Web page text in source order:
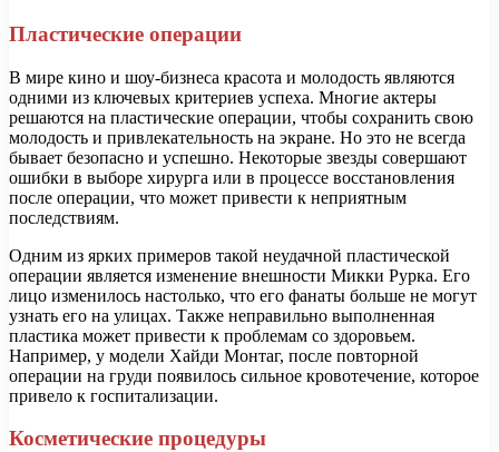
Пластические операции
В мире кино и шоу-бизнеса красота и молодость являются
одними из ключевых критериев успеха. Многие актеры
решаются на пластические операции, чтобы сохранить свою
молодость и привлекательность на экране. Но это не всегда
бывает безопасно и успешно. Некоторые звезды совершают
ошибки в выборе хирурга или в процессе восстановления
после операции, что может привести к неприятным
последствиям.
Одним из ярких примеров такой неудачной пластической
операции является изменение внешности Микки Рурка. Его
лицо изменилось настолько, что его фанаты больше не могут
узнать его на улицах. Также неправильно выполненная
пластика может привести к проблемам со здоровьем.
Например, у модели Хайди Монтаг, после повторной
операции на груди появилось сильное кровотечение, которое
привело к госпитализации.
Косметические процедуры